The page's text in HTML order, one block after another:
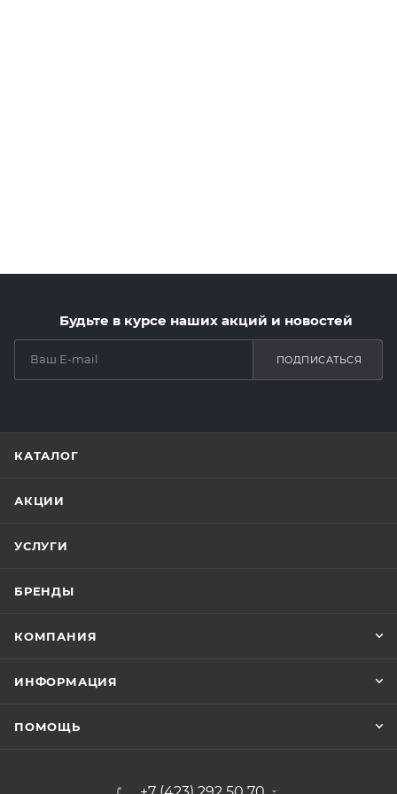
Будьте в курсе наших акций и новостей
ПОДПИСАТЬСЯ
КАТАЛОГ
АКЦИИ
УСЛУГИ
БРЕНДЫ
КОМПАНИЯ
ИНФОРМАЦИЯ
ПОМОЩЬ